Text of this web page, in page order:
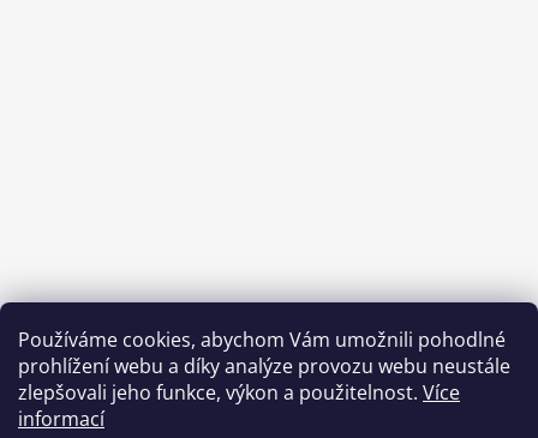
Používáme cookies, abychom Vám umožnili pohodlné
prohlížení webu a díky analýze provozu webu neustále
zlepšovali jeho funkce, výkon a použitelnost. Více
informací